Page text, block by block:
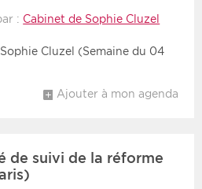
: Cabinet de Sophie Cluzel
Cluzel (Semaine du 04
Ajouter à mon agenda
de suivi de la réforme